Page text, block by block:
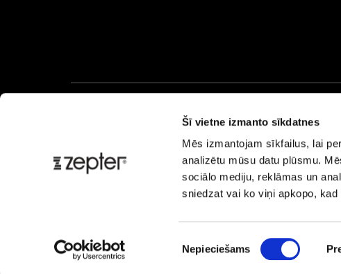
Šī vietne izmanto sīkdatnes
Mēs izmantojam sīkfailus, lai
analizētu mūsu datu plūsmu.
sociālo mediju, reklāmas un
sniedzat vai ko viņi apkopo,
izvēle
Nepieciešams